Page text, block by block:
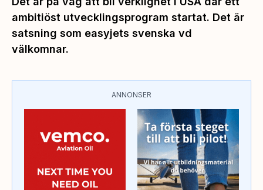
ambitiöst utvecklingsprogram startat. Det är
satsning som easyjets svenska vd
välkomnar.
ANNONSER